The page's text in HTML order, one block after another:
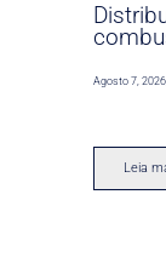
Agosto 7, 2026
Leia